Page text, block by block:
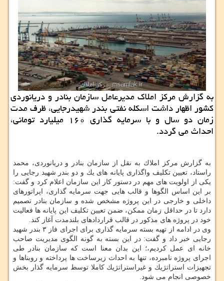
به گزارش مركز املاك مدیرعامل سازمان بنادر و دریانوردی
كشور اظهار داشت اسكله نفتی بندر شهیدرجایی، ظرف مدت
زمان دو سال و با سرمایه گذاری ۱۶۰ میلیارد تومانی،
احداث می گردد.
به گزارش مركز املاك به نقل از سازمان بنادر و دریانوردی، محمد
راستاد، تعیین تكلیف واگذاری پایانه های یك و دو بندر شهید رجایی را
یكی از اولویت های مهم در دستور كار این سازمان اعلام كرد و گفت:
بر این اساس الگوها و قالب هایی جهت سرمایه گذاری، اپراتورهای
داخلی و خارجی در این پروژه مشخص شده و سازمان بنادر تصمیم
دارد تا در حداقل زمان ممكن، ضمن تعیین تكلیف این پایانه ها فعالیت
خود در پروژه های مذكور در قالب قراردادهای بلندمدت آغاز كند.
وی در ادامه از تهیه بسته سرمایه گذاری برای اجرای فاز ۳ بندر شهید
رجایی خبر داد و گفت: در این بسته به گونه الگوی مدیریت صاحب
خانه ای عمل كردیم،؛ این بدان معنا است كه سازمان بنادر طی
اجرای پروژه نامبرده، تنها به احداث زیرساخت ها پرداخته و روبناها و
تجهیزات استراتژیك و غیراستراتژیك كاملا توسط سرمایه گذار بخش
خصوصی انجام می شود.